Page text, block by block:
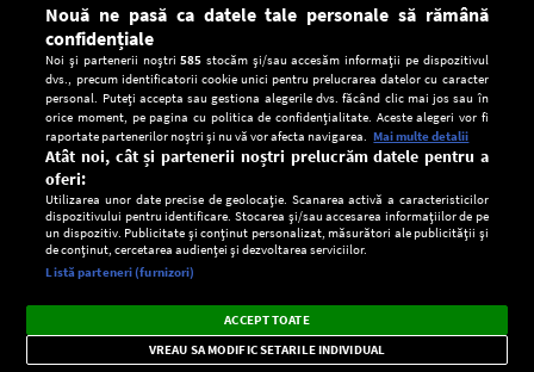
CONFIDENŢIALITATE
Descarcă gratuit aplicaţia Europa FM pentru smartphone:
Setări:
Dark
Mode
Radio live, podcasturi, știri și alerte
importante.
×
Nouă ne pasă ca datele tale personale să rămână
confidențiale
Noi și partenerii noștri585 stocăm și/sau accesăm informații pe dispozitivul
dvs., precum identificatorii cookie unici pentru prelucrarea datelor cu caracter
personal. Puteți accepta sau gestiona alegerile dvs. făcând clic mai jos sau în
orice moment, pe pagina cu politica de confidențialitate. Aceste alegeri vor fi
raportate partenerilor noștri și nu vă vor afecta navigarea. Mai multe detalii
Atât noi, cât și partenerii noștri prelucrăm datele pentru a
oferi:
Utilizarea unor date precise de geolocație. Scanarea activă a caracteristicilor
dispozitivului pentru identificare. Stocarea și/sau accesarea informațiilor de pe
un dispozitiv. Publicitate și conținut personalizat, măsurători ale publicității și
de conținut, cercetarea audienței și dezvoltarea serviciilor.
Listă parteneri (furnizori)
ACCEPT TOATE
VREAU SA MODIFIC SETARILE INDIVIDUAL